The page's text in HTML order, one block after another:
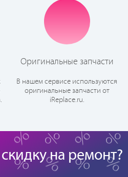
Оригинальные запчасти
В нашем сервисе используются
оригинальные запчасти от
iReplace.ru.
скидку на ремонт?